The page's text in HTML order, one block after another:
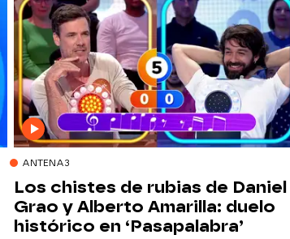
ANTENA3
Los chistes de rubias de Daniel
Grao y Alberto Amarilla: duelo
histórico en ‘Pasapalabra’